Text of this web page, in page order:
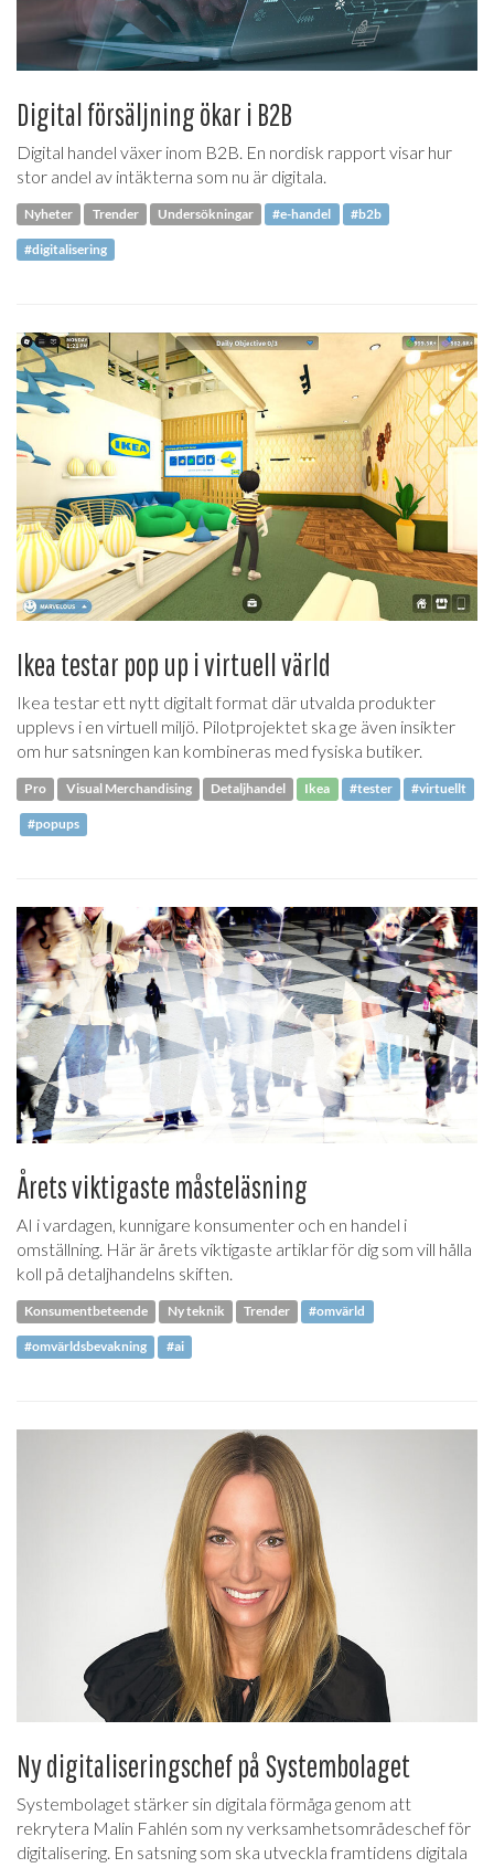
Digital försäljning ökar i B2B
Digital handel växer inom B2B. En nordisk rapport visar hur
stor andel av intäkterna som nu är digitala.
Nyheter Trender Undersökningar #e-handel #b2b
#digitalisering
Ikea testar pop up i virtuell värld
Ikea testar ett nytt digitalt format där utvalda produkter
upplevs i en virtuell miljö. Pilotprojektet ska ge även insikter
om hur satsningen kan kombineras med fysiska butiker.
Pro Visual Merchandising Detaljhandel Ikea #tester #virtuellt
#popups
Årets viktigaste måsteläsning
AI i vardagen, kunnigare konsumenter och en handel i
omställning. Här är årets viktigaste artiklar för dig som vill hålla
koll på detaljhandelns skiften.
Konsumentbeteende Ny teknik Trender #omvärld
#omvärldsbevakning #ai
Ny digitaliseringschef på Systembolaget
Systembolaget stärker sin digitala förmåga genom att
rekrytera Malin Fahlén som ny verksamhetsområdeschef för
digitalisering. En satsning som ska utveckla framtidens digitala